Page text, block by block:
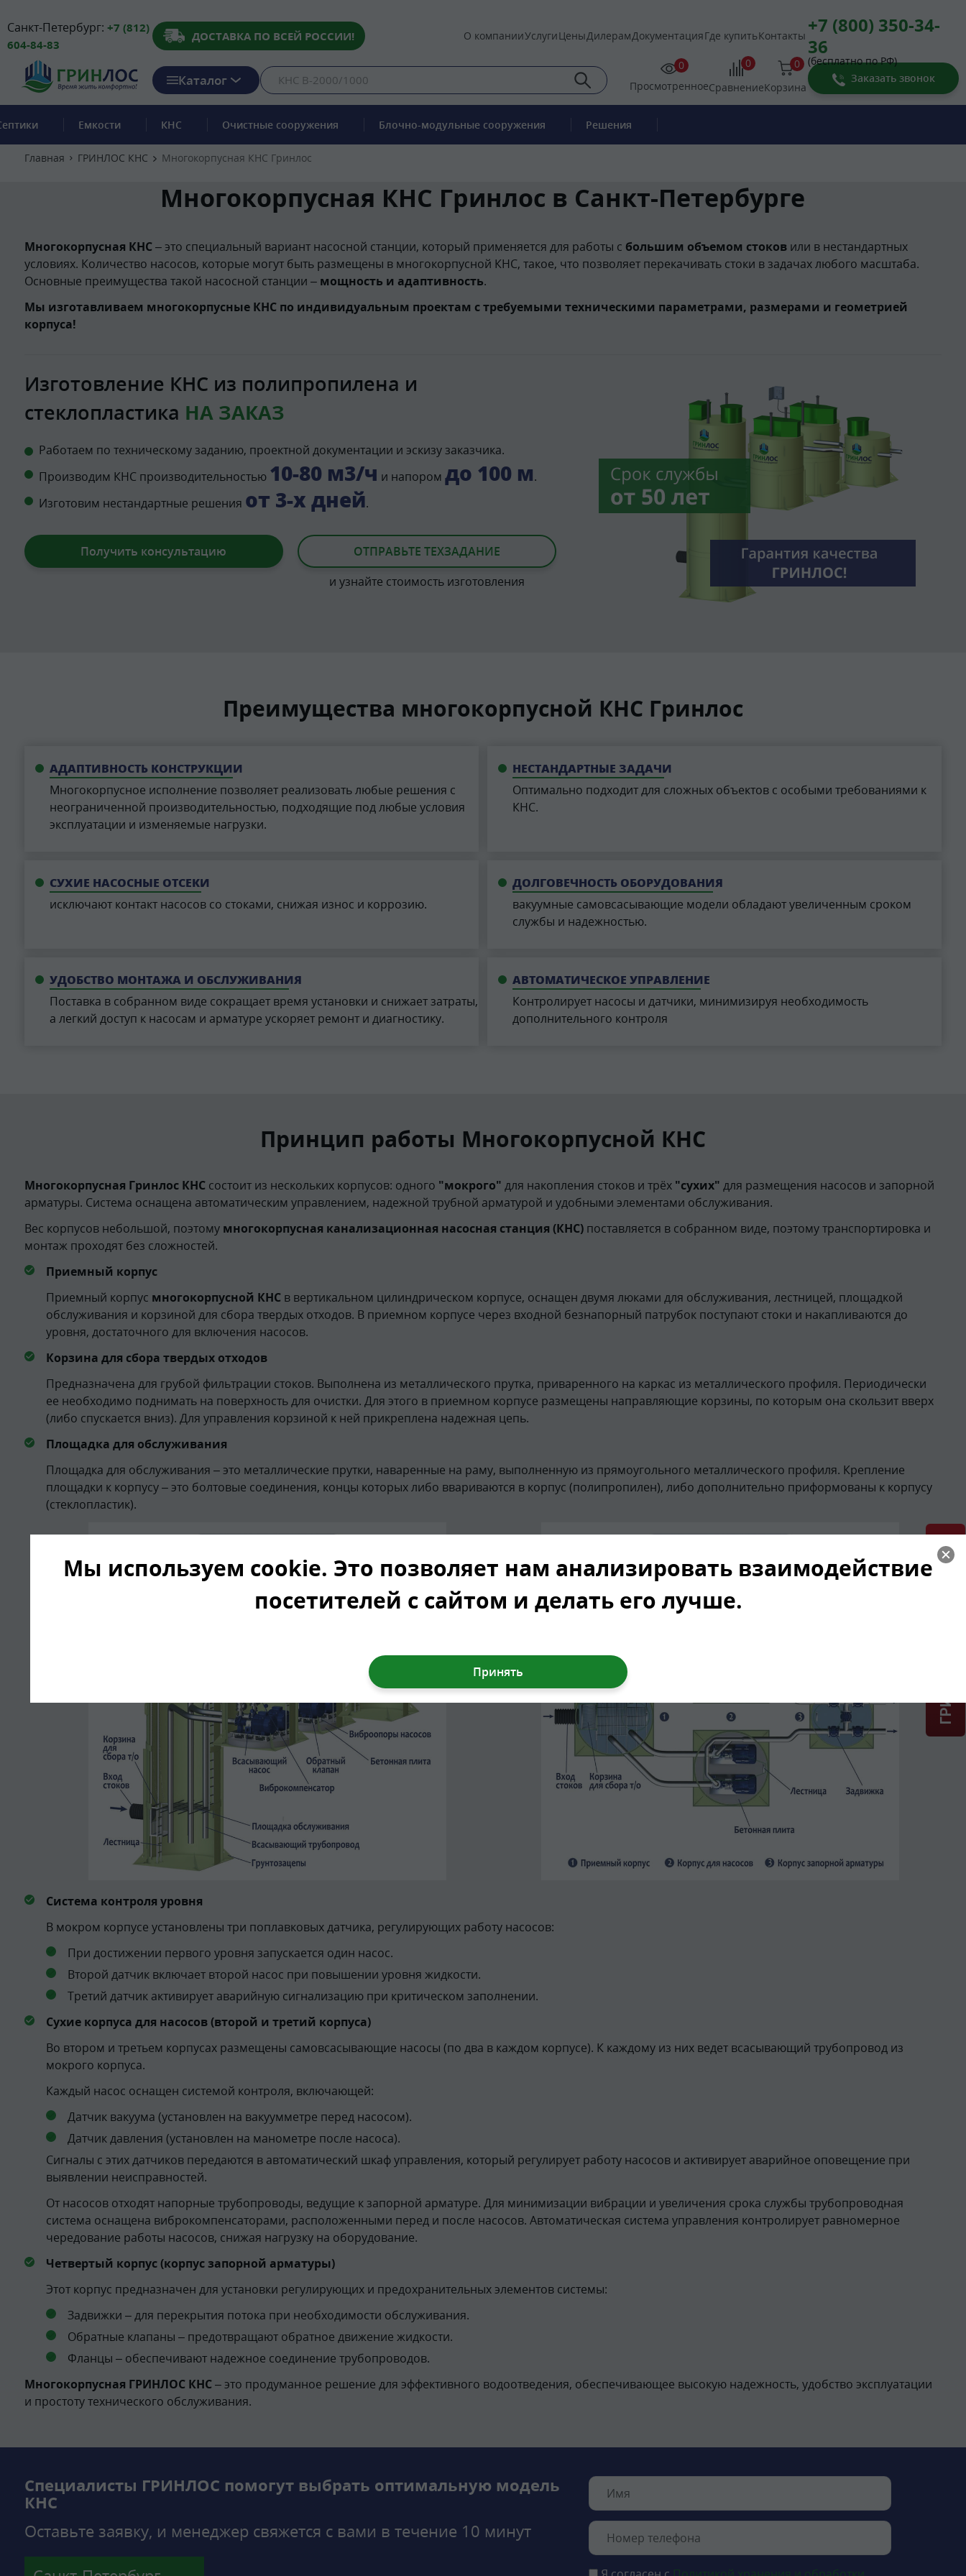
Санкт-Петербург: +7 (812)
604-84-83
ДОСТАВКА ПО ВСЕЙ РОССИИ! О компанииУслугиЦеныДилерамДокументацияГде купитьКонтакты +7 (800) 350-34-
36
(бесплатно по РФ)
Каталог
0
Просмотренное
0
Сравнение
0
Корзина
Заказать звонок
Емкости КНС Очистные сооружения Блочно-модульные сооружения Решения
Главная ГРИНЛОС КНС Многокорпусная КНС Гринлос
Многокорпусная КНС Гринлос в Санкт-Петербурге
Многокорпусная КНС– это специальный вариант насосной станции, который применяется для работы с большим объемом стоковили в нестандартных
условиях. Количество насосов, которые могут быть размещены в многокорпусной КНС, такое, что позволяет перекачивать стоки в задачах любого масштаба.
Основные преимущества такой насосной станции – мощность и адаптивность.
Мы изготавливаем многокорпусные КНС по индивидуальным проектам с требуемыми техническими параметрами, размерами и геометрией
корпуса!
Изготовление КНС из полипропилена и
стеклопластика НА ЗАКАЗ
Работаем по техническому заданию, проектной документации и эскизу заказчика.
Производим КНС производительностью 10-80 м3/ч и напором до 100 м.
Изготовим нестандартные решения от 3-х дней.
Получить консультацию
ОТПРАВЬТЕ ТЕХЗАДАНИЕ
и узнайте стоимость изготовления
Преимущества многокорпусной КНС Гринлос
АДАПТИВНОСТЬ КОНСТРУКЦИИ
Многокорпусное исполнение позволяет реализовать любые решения с
неограниченной производительностью, подходящие под любые условия
эксплуатации и изменяемые нагрузки.
НЕСТАНДАРТНЫЕ ЗАДАЧИ
Оптимально подходит для сложных объектов с особыми требованиями к
КНС.
СУХИЕ НАСОСНЫЕ ОТСЕКИ
исключают контакт насосов со стоками, снижая износ и коррозию.
ДОЛГОВЕЧНОСТЬ ОБОРУДОВАНИЯ
вакуумные самовсасывающие модели обладают увеличенным сроком
службы и надежностью.
УДОБСТВО МОНТАЖА И ОБСЛУЖИВАНИЯ
Поставка в собранном виде сокращает время установки и снижает затраты,
а легкий доступ к насосам и арматуре ускоряет ремонт и диагностику.
АВТОМАТИЧЕСКОЕ УПРАВЛЕНИЕ
Контролирует насосы и датчики, минимизируя необходимость
дополнительного контроля
Принцип работы Многокорпусной КНС
Многокорпусная Гринлос КНСсостоит из нескольких корпусов: одного "мокрого" для накопления стоков и трёх "сухих" для размещения насосов и запорной
арматуры. Система оснащена автоматическим управлением, надежной трубной арматурой и удобными элементами обслуживания.
Вес корпусов небольшой, поэтому многокорпусная канализационная насосная станция (КНС)поставляется в собранном виде, поэтому транспортировка и
монтаж проходят без сложностей.
Приемный корпус
Приемный корпус многокорпусной КНСв вертикальном цилиндрическом корпусе, оснащен двумя люками для обслуживания, лестницей, площадкой
обслуживания и корзиной для сбора твердых отходов. В приемном корпусе через входной безнапорный патрубок поступают стоки и накапливаются до
уровня, достаточного для включения насосов.
Корзина для сбора твердых отходов
Предназначена для грубой фильтрации стоков. Выполнена из металлического прутка, приваренного на каркас из металлического профиля. Периодически
ее необходимо поднимать на поверхность для очистки. Для этого в приемном корпусе размещены направляющие корзины, по которым она скользит вверх
(либо спускается вниз). Для управления корзиной к ней прикреплена надежная цепь.
Площадка для обслуживания
Площадка для обслуживания – это металлические прутки, наваренные на раму, выполненную из прямоугольного металлического профиля. Крепление
площадки к корпусу – это болтовые соединения, концы которых либо ввариваются в корпус (полипропилен), либо дополнительно приформованы к корпусу
(стеклопластик).
Система контроля уровня
В мокром корпусе установлены три поплавковых датчика, регулирующих работу насосов:
При достижении первого уровня запускается один насос.
Второй датчик включает второй насос при повышении уровня жидкости.
Третий датчик активирует аварийную сигнализацию при критическом заполнении.
Сухие корпуса для насосов (второй и третий корпуса)
Во втором и третьем корпусах размещены самовсасывающие насосы (по два в каждом корпусе). К каждому из них ведет всасывающий трубопровод из
мокрого корпуса.
Каждый насос оснащен системой контроля, включающей:
Датчик вакуума (установлен на вакуумметре перед насосом).
Датчик давления (установлен на манометре после насоса).
Сигналы с этих датчиков передаются в автоматический шкаф управления, который регулирует работу насосов и активирует аварийное оповещение при
выявлении неисправностей.
От насосов отходят напорные трубопроводы, ведущие к запорной арматуре. Для минимизации вибрации и увеличения срока службы трубопроводная
система оснащена виброкомпенсаторами, расположенными перед и после насосов. Автоматическая система управления контролирует равномерное
чередование работы насосов, снижая нагрузку на оборудование.
Четвертый корпус (корпус запорной арматуры)
Этот корпус предназначен для установки регулирующих и предохранительных элементов системы:
Задвижки – для перекрытия потока при необходимости обслуживания.
Обратные клапаны – предотвращают обратное движение жидкости.
Фланцы – обеспечивают надежное соединение трубопроводов.
Многокорпусная ГРИНЛОС КНС– это продуманное решение для эффективного водоотведения, обеспечивающее высокую надежность, удобство эксплуатации
и простоту технического обслуживания.
Специалисты ГРИНЛОС помогут выбрать оптимальную модель
КНС
Оставьте заявку, и менеджер свяжется с вами в течение 10 минут
Мы используем cookie. Это позволяет нам анализировать взаимодействие
посетителей с сайтом и делать его лучше.